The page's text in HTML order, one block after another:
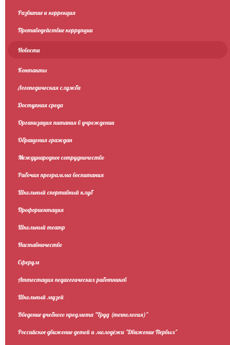
Развитие и коррекция
Противодействие коррупции
Новости
Контакты
Логопедическая служба
Доступная среда
Организация питания в учреждении
Обращения граждан
Международное сотрудничество
Рабочая программа воспитания
Школьный спортивный клуб
Профориентация
Школьный театр
Наставничество
Сферум
Аттестация педагогических работников
Школьный музей
Введение учебного предмета "Труд (технология)"
Российское движение детей и молодёжи "Движение Первых"